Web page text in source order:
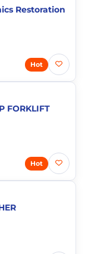
Restoration
Hot
FORKLIFT
Hot